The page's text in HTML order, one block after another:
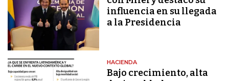
influencia en su llegada
a la Presidencia
HACIENDA
Bajo crecimiento, alta